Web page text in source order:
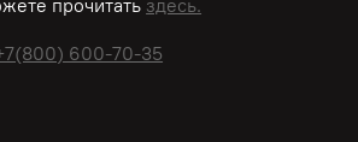
прочитать здесь.
600-70-35